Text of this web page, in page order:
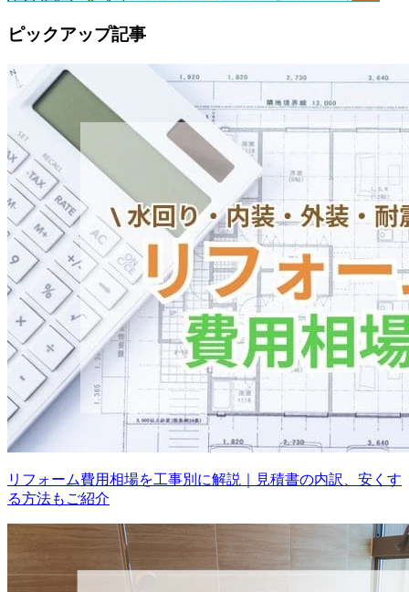
ピックアップ記事
リフォーム費用相場を工事別に解説｜見積書の内訳、安くす
る方法もご紹介